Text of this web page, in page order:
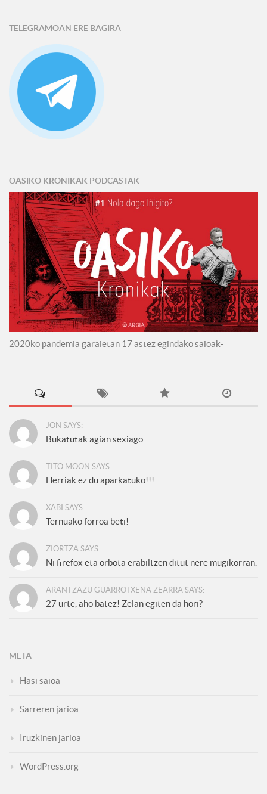
TELEGRAMOAN ERE BAGIRA
OASIKO KRONIKAK PODCASTAK
2020ko pandemia garaietan 17 astez egindako saioak-
JON SAYS:
Bukatutak agian sexiago
TITO MOON SAYS:
Herriak ez du aparkatuko!!!
XABI SAYS:
Ternuako forroa beti!
ZIORTZA SAYS:
Ni firefox eta orbota erabiltzen ditut nere mugikorran.
ARANTZAZU GUARROTXENA ZEARRA SAYS:
27 urte, aho batez! Zelan egiten da hori?
META
Hasi saioa
Sarreren jarioa
Iruzkinen jarioa
WordPress.org